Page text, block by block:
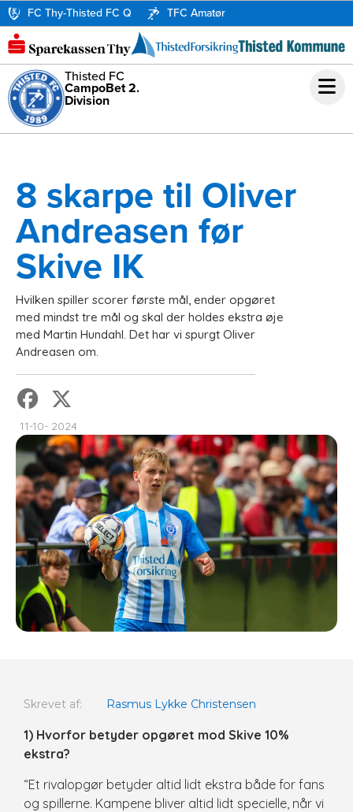
FC Thy-Thisted FC Q TFC Amatør
Thisted FC
CampoBet 2.
Division
8 skarpe til Oliver
Andreasen før
Skive IK
Hvilken spiller scorer første mål, ender opgøret
med mindst tre mål og skal der holdes ekstra øje
med Martin Hundahl. Det har vi spurgt Oliver
Andreasen om.
11-10- 2024
Skrevet af: Rasmus Lykke Christensen
1) Hvorfor betyder opgøret mod Skive 10%
ekstra?
“Et rivalopgør betyder altid lidt ekstra både for fans
og spillerne. Kampene bliver altid lidt specielle, når vi